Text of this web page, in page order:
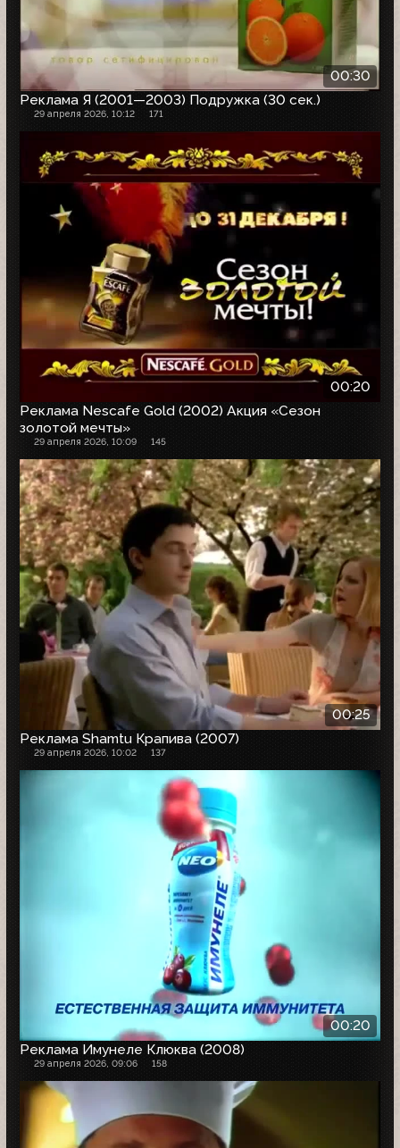
00:30
Реклама Я (2001—2003) Подружка (30 сек.)
29 апреля 2026, 10:12 171
00:20
Реклама Nescafe Gold (2002) Акция «Сезон
золотой мечты»
29 апреля 2026, 10:09 145
00:25
Реклама Shamtu Крапива (2007)
29 апреля 2026, 10:02 137
00:20
Реклама Имунеле Клюква (2008)
29 апреля 2026, 09:06 158